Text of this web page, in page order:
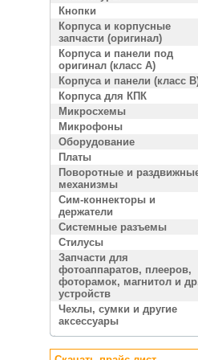
Кнопки
Корпуса и корпусные
запчасти (оригинал)
Корпуса и панели под
оригинал (класс A)
Корпуса и панели (класс
Корпуса для КПК
Микросхемы
Микрофоны
Оборудование
Платы
Поворотные и
механизмы
Сим-коннекторы и
держатели
Системные разъемы
Стилусы
Запчасти для
фотоаппаратов, плееров,
фоторамок, магнитол и
устройств
Чехлы, сумки и другие
аксессуары